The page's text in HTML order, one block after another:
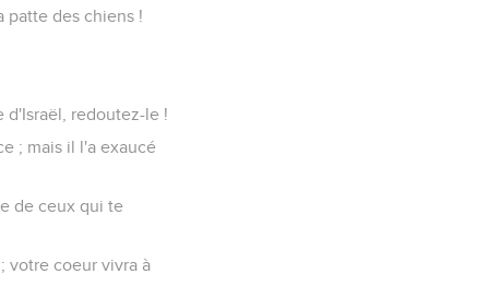
patte des chiens !
d'Israël, redoutez-le !
; mais il l'a exaucé
de ceux qui te
votre coeur vivra à